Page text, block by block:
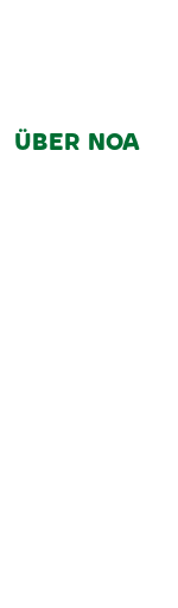
ÜBER NOA